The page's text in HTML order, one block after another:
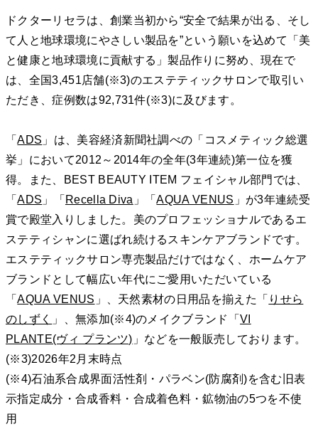
ドクターリセラは、創業当初から“安全で結果が出る、そし
て人と地球環境にやさしい製品を”という願いを込めて「美
と健康と地球環境に貢献する」製品作りに努め、現在で
は、全国3,451店舗(※3)のエステティックサロンで取引い
ただき、症例数は92,731件(※3)に及びます。
「ADS 」は、美容経済新聞社調べの「コスメティック総選
挙」において2012～2014年の全年(3年連続)第一位を獲
得。また、BEST BEAUTY ITEM フェイシャル部門では、
「ADS 」「 Recella Diva 」「AQUA VENUS 」が3年連続受
賞で殿堂入りしました。美のプロフェッショナルであるエ
ステティシャンに選ばれ続けるスキンケアブランドです。
エステティックサロン専売製品だけではなく、ホームケア
ブランドとして幅広い年代にご愛用いただいている
「AQUA VENUS 」、天然素材の日用品を揃えた「 りせら
のしずく
」、無添加(※4)のメイクブランド「VI
PLANTE(ヴィ プランツ) 」などを一般販売しております。
(※3)2026年2月末時点
(※4)石油系合成界面活性剤・パラベン(防腐剤)を含む旧表
示指定成分・合成香料・合成着色料・鉱物油の5つを不使
用